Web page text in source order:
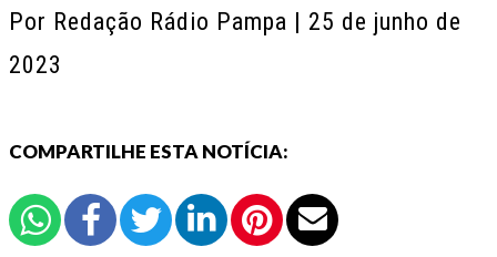
Por Redação Rádio Pampa | 25 de junho de
2023
COMPARTILHE ESTA NOTÍCIA: